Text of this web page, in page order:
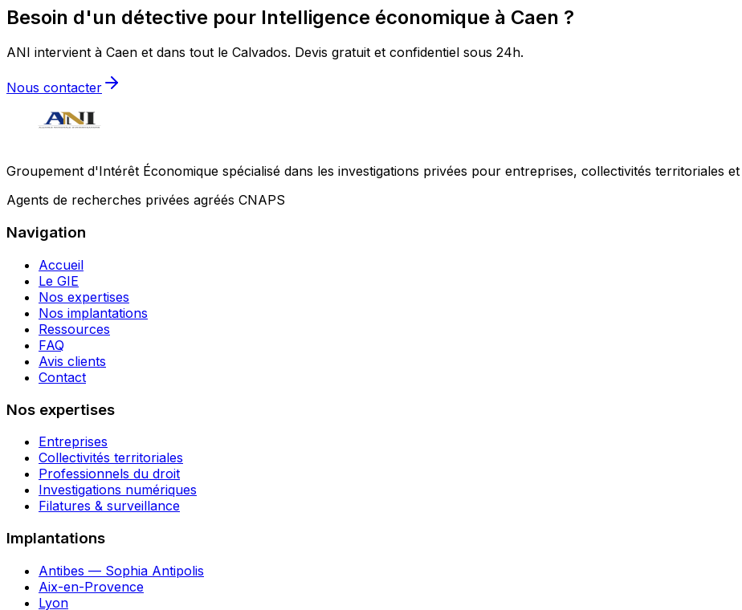
Besoin d'un détective pour Intelligence économique à Caen ?
ANI intervient à Caen et dans tout le Calvados. Devis gratuit et confidentiel sous 24h.
Nous contacter
Groupement d'Intérêt Économique spécialisé dans les investigations privées pour entreprises, collectivités territoriales
Agents de recherches privées agréés CNAPS
Navigation
Accueil
Le GIE
Nos expertises
Nos implantations
Ressources
FAQ
Avis clients
Contact
Nos expertises
Entreprises
Collectivités territoriales
Professionnels du droit
Investigations numériques
Filatures & surveillance
Implantations
Antibes — Sophia Antipolis
Aix-en-Provence
Lyon